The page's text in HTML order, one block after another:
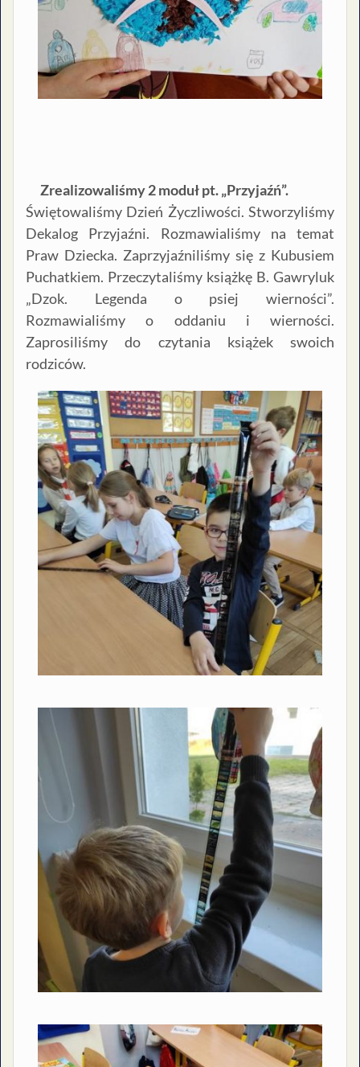
Zrealizowaliśmy 2 moduł pt. „Przyjaźń”.
Świętowaliśmy Dzień Życzliwości. Stworzyliśmy
Dekalog Przyjaźni. Rozmawialiśmy na temat
Praw Dziecka. Zaprzyjaźniliśmy się z Kubusiem
Puchatkiem. Przeczytaliśmy książkę B. Gawryluk
„Dzok. Legenda o psiej wierności”.
Rozmawialiśmy o oddaniu i wierności.
Zaprosiliśmy do czytania książek swoich
rodziców.